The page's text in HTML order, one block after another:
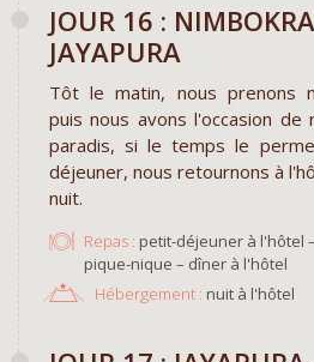
JOUR 16 :
JAYAPURA
Tôt le matin, nous prenons
puis nous avons l'occasion de
paradis, si le temps le
déjeuner, nous retournons à
nuit.
Repas : petit-déjeuner à l'hôtel
pique-nique – dîner à l'hôtel
Hébergement : nuit à l'hôtel